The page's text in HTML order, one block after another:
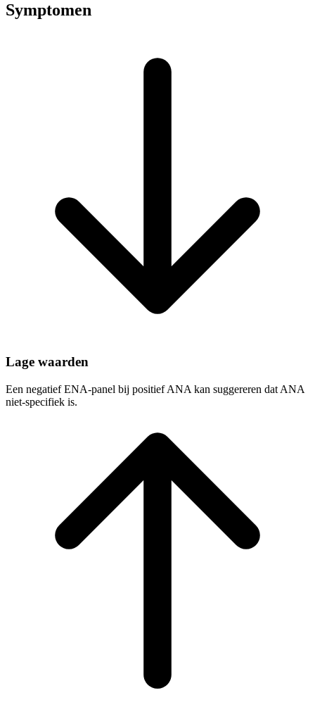
Symptomen
Lage waarden
Een negatief ENA-panel bij positief ANA kan suggereren dat ANA
niet-specifiek is.